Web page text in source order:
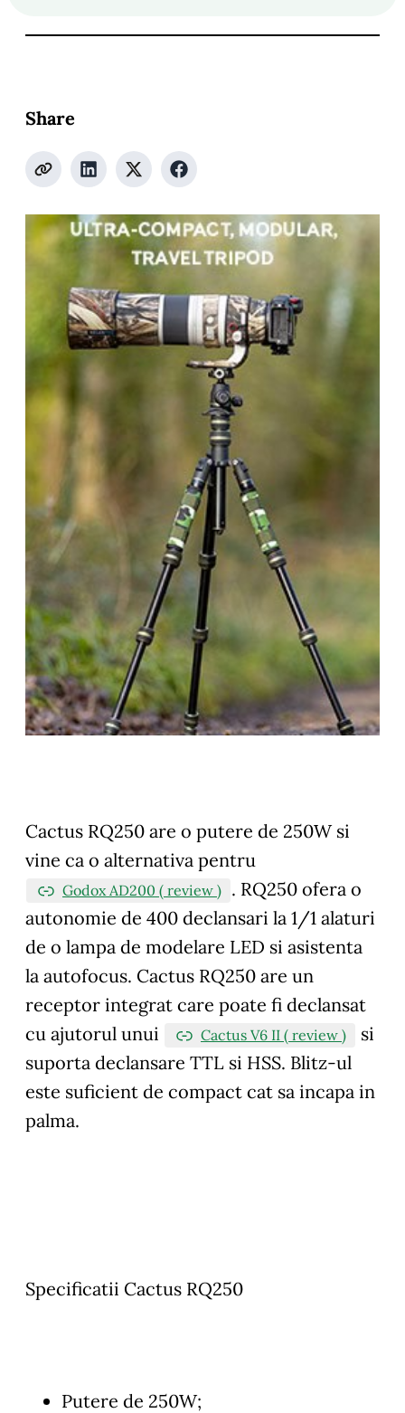
Share
Cactus RQ250 are o putere de 250W si
vine ca o alternativa pentru
Godox AD200 ( review ) . RQ250 ofera o
autonomie de 400 declansari la 1/1 alaturi
de o lampa de modelare LED si asistenta
la autofocus. Cactus RQ250 are un
receptor integrat care poate fi declansat
cu ajutorul unui
Cactus V6 II ( review )
si
suporta declansare TTL si HSS. Blitz-ul
este suficient de compact cat sa incapa in
palma.
Specificatii Cactus RQ250
Putere de 250W;